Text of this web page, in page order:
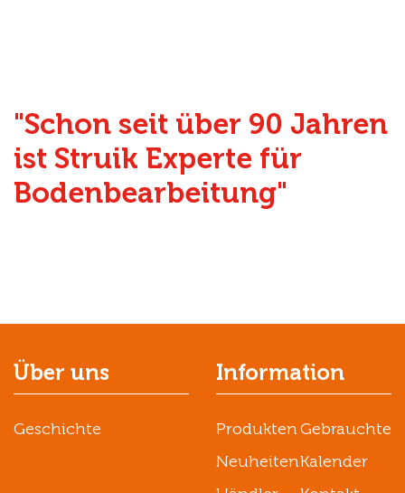
"Schon seit über 90 Jahren
ist Struik Experte für
Bodenbearbeitung"
Über uns
Geschichte
Information
ProduktenGebrauchte
NeuheitenKalender